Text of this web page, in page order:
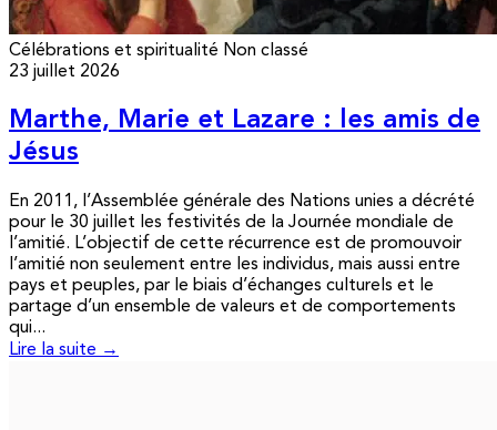
Célébrations et spiritualité Non classé
23 juillet 2026
Marthe, Marie et Lazare : les amis de
Jésus
En 2011, l’Assemblée générale des Nations unies a décrété
pour le 30 juillet les festivités de la Journée mondiale de
l’amitié. L’objectif de cette récurrence est de promouvoir
l’amitié non seulement entre les individus, mais aussi entre
pays et peuples, par le biais d’échanges culturels et le
partage d’un ensemble de valeurs et de comportements
qui...
Lire la suite →